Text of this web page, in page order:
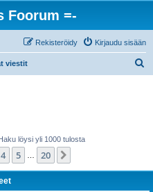
Foorum =-
Kirjaudu sisään
Rekisteröidy
viestit
löysi yli 1000 tulosta
4 5 20